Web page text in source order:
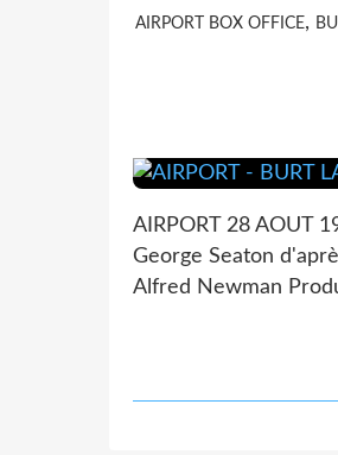
AIRPORT BOX OFFICE,
AIRPORT 28 AOUT
George Seaton
Alfred Newman